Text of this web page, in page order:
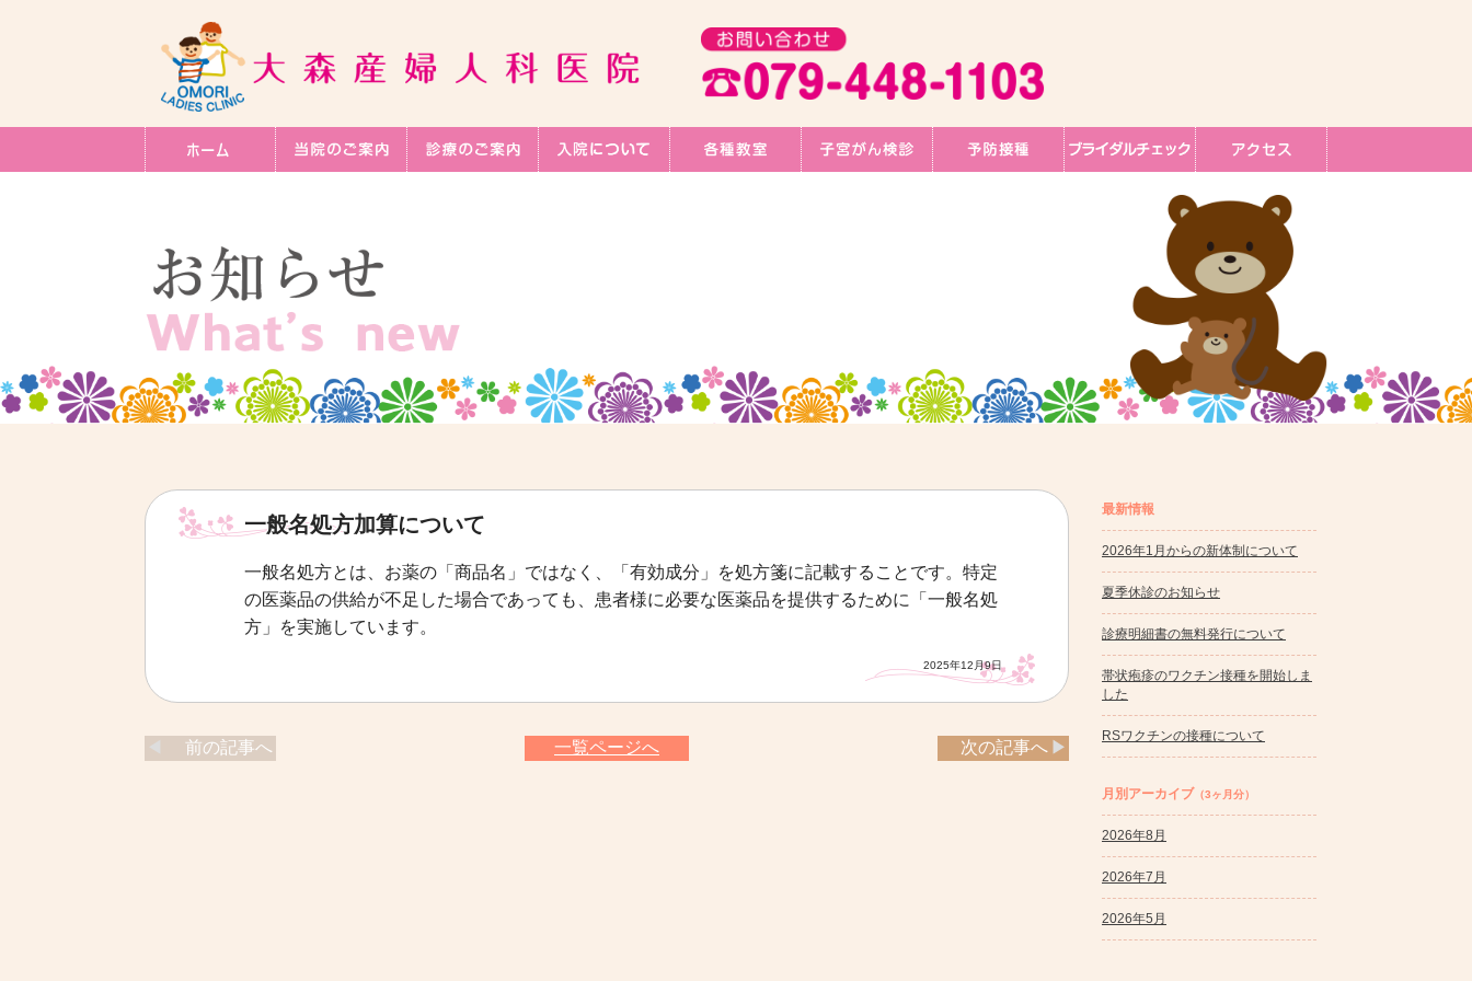
一般名処方加算について
一般名処方とは、お薬の「商品名」ではなく、「有効成分」を処方箋に記載することです。特定
の医薬品の供給が不足した場合であっても、患者様に必要な医薬品を提供するために「一般名処
方」を実施しています。
2025年12月9日
前の記事へ 次の記事へ
一覧ページへ
最新情報
2026年1月からの新体制について
夏季休診のお知らせ
診療明細書の無料発行について
帯状疱疹のワクチン接種を開始しま
した
RSワクチンの接種について
月別アーカイブ （3ヶ月分）
2026年8月
2026年7月
2026年5月